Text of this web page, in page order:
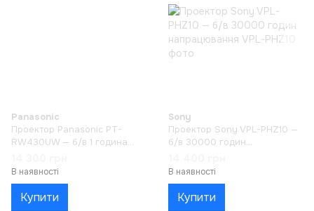
Panasonic
Проектор Panasonic PT-
RW430UW — б/в 1 година
В наявності
Купити
Sony
Проектор Sony VPL-PHZ10 —
б/в 30000 годин
В наявності
Купити